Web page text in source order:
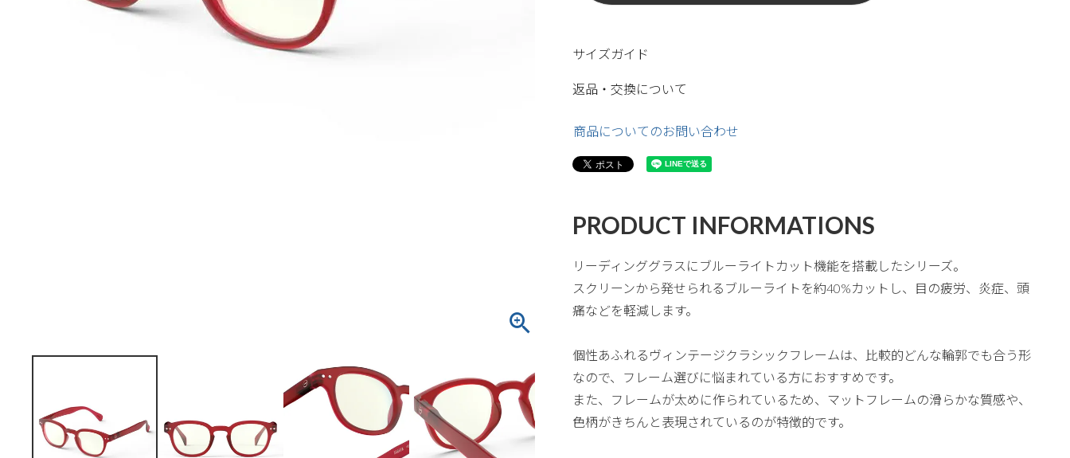
サイズガイド
返品・交換について
商品についてのお問い合わせ
PRODUCT INFORMATIONS
リーディンググラスにブルーライトカット機能を搭載したシリーズ。
スクリーンから発せられるブルーライトを約40%カットし、目の疲労、炎症、頭
痛などを軽減します。
個性あふれるヴィンテージクラシックフレームは、比較的どんな輪郭でも合う形
なので、フレーム選びに悩まれている方におすすめです。
また、フレームが太めに作られているため、マットフレームの滑らかな質感や、
色柄がきちんと表現されているのが特徴的です。